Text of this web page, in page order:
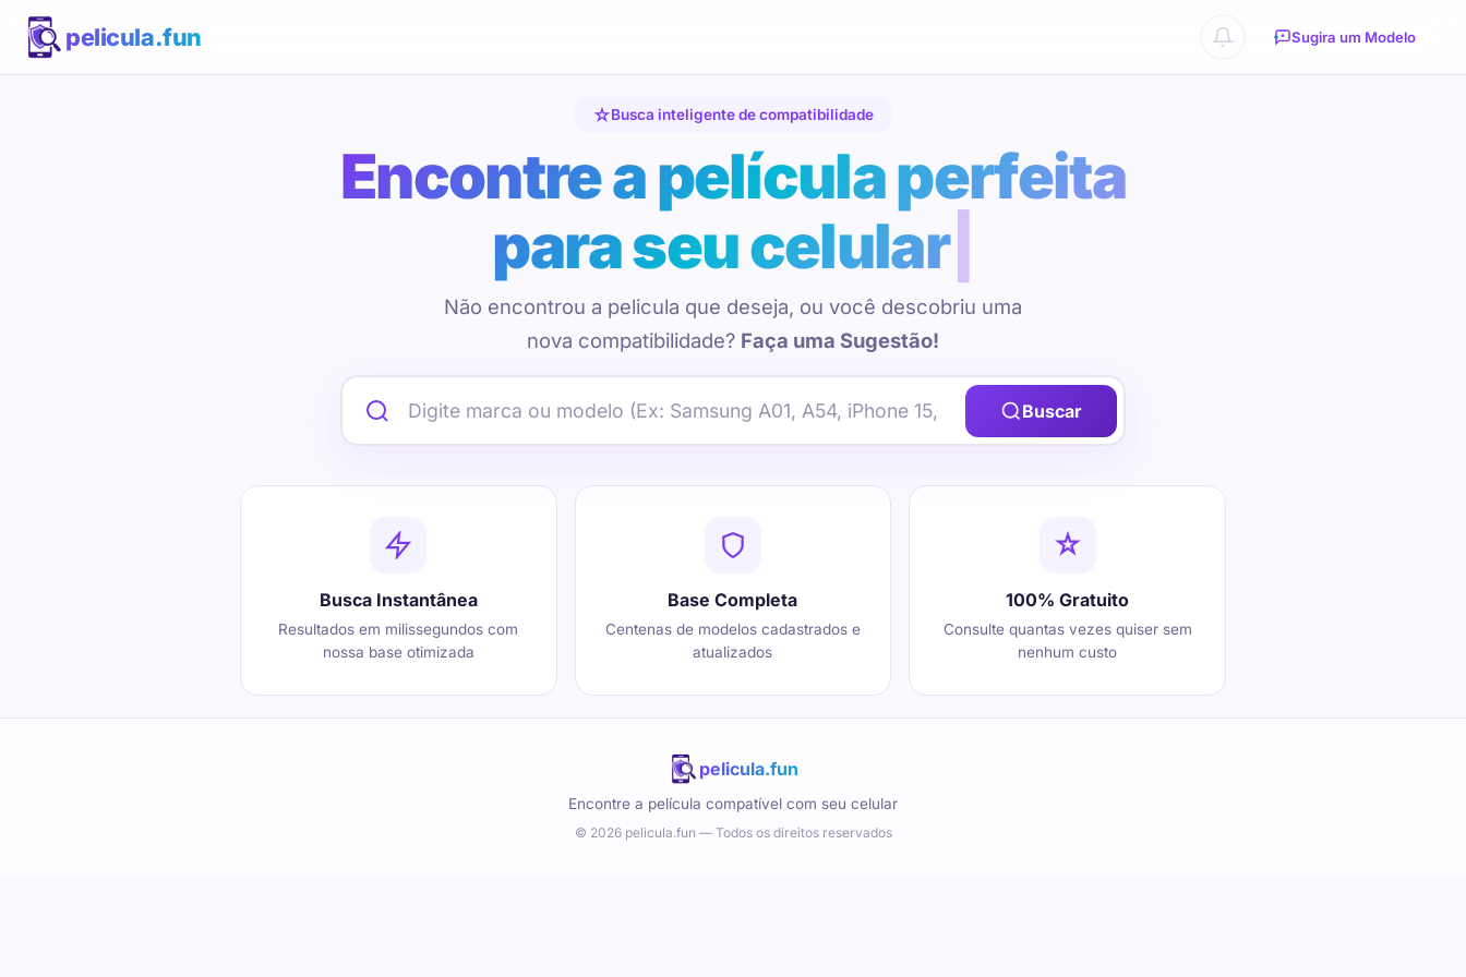
pelicula.fun Sugira um Modelo
Busca inteligente de compatibilidade
Encontre a película perfeita
para seu celular
Não encontrou a pelicula que deseja, ou você descobriu uma
nova compatibilidade? Faça uma Sugestão!
Buscar
Busca Instantânea
Resultados em milissegundos com
nossa base otimizada
Base Completa
Centenas de modelos cadastrados e
atualizados
100% Gratuito
Consulte quantas vezes quiser sem
nenhum custo
pelicula.fun
Encontre a película compatível com seu celular
© 2026 pelicula.fun — Todos os direitos reservados